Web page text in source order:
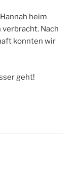
heim
Nach
konnten wir
geht!